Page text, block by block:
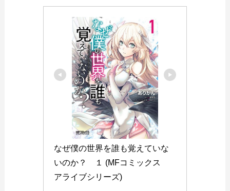
なぜ僕の世界を誰も覚えていな
いのか？　１ (MFコミックス
アライブシリーズ)